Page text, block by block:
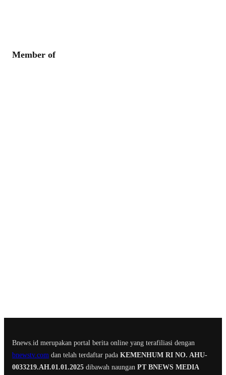
Member of
Bnews.id merupakan portal berita online yang terafiliasi dengan
bnewstv.com dan telah terdaftar pada KEMENHUM RI NO. AHU-
0033219.AH.01.01.2025 dibawah naungan PT BNEWS MEDIA